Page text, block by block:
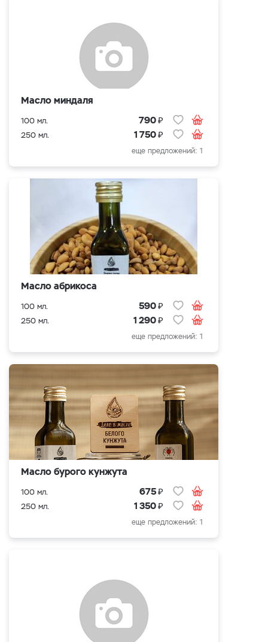
Масло миндаля
100 мл. 790₽
250 мл. 1 750₽
еще предложений: 1
Масло абрикоса
100 мл. 590₽
250 мл. 1 290₽
еще предложений: 1
Масло бурого кунжута
100 мл. 675₽
250 мл. 1 350₽
еще предложений: 1